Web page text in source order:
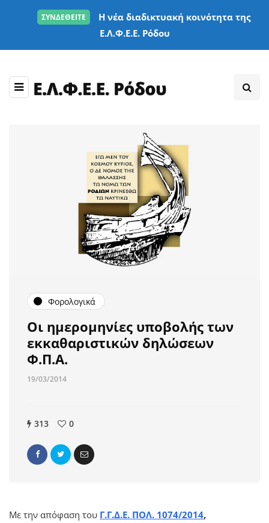
ΣΥΝΔΕΘΕΙΤΕ
Η νέα διαδικτυακή κοινότητα της
Ε.Λ.Φ.Ε.Ε. Ρόδου
Φορολογικά
Οι ημερομηνίες υποβολής των
εκκαθαριστικών δηλώσεων
Φ.Π.Α.
19/03/2014
313 0
Με την απόφαση του Γ.Γ.Δ.Ε. ΠΟΛ. 1074/2014,